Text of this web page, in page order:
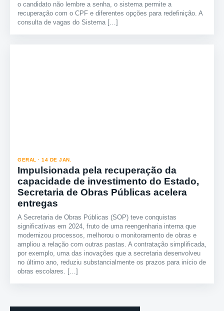
o candidato não lembre a senha, o sistema permite a
recuperação com o CPF e diferentes opções para redefinição. A
consulta de vagas do Sistema […]
GERAL · 14 DE JAN.
Impulsionada pela recuperação da
capacidade de investimento do Estado,
Secretaria de Obras Públicas acelera
entregas
A Secretaria de Obras Públicas (SOP) teve conquistas
significativas em 2024, fruto de uma reengenharia interna que
modernizou processos, melhorou o monitoramento de obras e
ampliou a relação com outras pastas. A contratação simplificada,
por exemplo, uma das inovações que a secretaria desenvolveu
no último ano, reduziu substancialmente os prazos para início de
obras escolares. […]